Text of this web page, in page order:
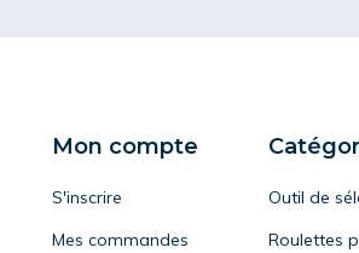
Mon compte
S'inscrire
Mes commandes
Outil de
Roulettes